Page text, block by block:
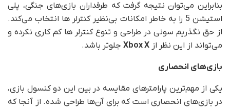
بنابراین می‌توان نتیجه گرفت که طرفداران بازی‌های جنگی، پلی
استیشن 5 را به خاطر امکانات بی‌نظیر کنترلر ها انتخاب می‌کند.
از حق نگذریم سونی در طراحی و تنوع کنترلر ها کم کاری نکرده و
می‌تواند از این نظر از Xbox X جلوتر باشد.
بازی‌های انحصاری
یکی از مهم‌ترین پارامترهای مقایسه در بین این دو کنسول بازی،
در بازی‌های انحصاری است که برای آن‌ها طراحی شده. از آنجا که